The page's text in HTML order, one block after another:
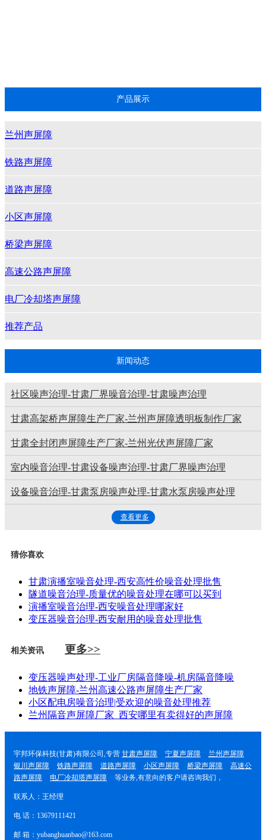
产品展示
兰州声屏障
铁路声屏障
道路声屏障
小区声屏障
桥梁声屏障
高速公路声屏障
电厂冷却塔声屏障
推荐产品
新闻动态
社区噪声治理-甘肃厂界噪音治理-甘肃噪声治理
甘肃高架桥声屏障生产厂家-兰州声屏障透明板制作厂家
甘肃全封闭声屏障生产厂家-兰州光伏声屏障厂家
室内噪音治理-甘肃设备噪声治理-甘肃厂界噪声治理
设备噪音治理-甘肃泵房噪声处理-甘肃水泵房噪声处理
查看更多
猜你喜欢
甘肃演播室噪音处理-西安高性价噪音处理批售
隧道噪音治理-质量优的噪音处理在哪可以买到
演播室噪音治理-西安噪音处理哪家好
变压器噪音治理-西安耐用的噪音处理批售
相关资讯 更多>>
变压器噪声处理-工业厂房隔音降噪-机房隔音降噪
地铁声屏障-兰州高速公路声屏障生产厂家
小区配电房噪音治理|受欢迎的噪音处理推荐
兰州隔音声屏障厂家_西安哪里有卖得好的声屏障
宇邦环保科技(甘肃)有限公司,专营 甘肃声屏障 宁夏声屏障
兰州声屏障
银川声屏障
铁路声屏障 道路声屏障 小区声屏障 桥梁声屏障
高速公
路声屏障
电厂冷却塔声屏障 等业务,有意向的客户请咨询我们，
联系人：王经理
电 话：13679111421
邮 箱：yubanghuanbao@163.com